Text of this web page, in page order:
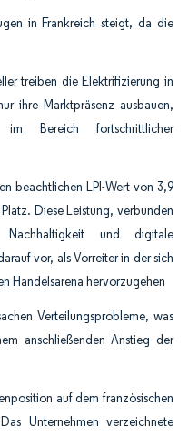
in Frankreich steigt, da die
treiben die Elektrifizierung in
ihre Marktpräsenz ausbauen,
Bereich fortschrittlicher
beachtlichen LPI-Wert von 3,9
Diese Leistung, verbunden
und digitale
vor, als Vorreiter in der sich
Handelsarena hervorzugehen
Verteilungsprobleme, was
anschließenden Anstieg der
auf dem französischen
Unternehmen verzeichnete